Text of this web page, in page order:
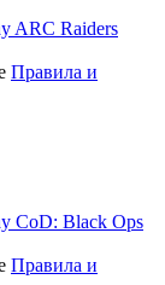
ARC Raiders
Правила и
CoD: Black Ops
Правила и